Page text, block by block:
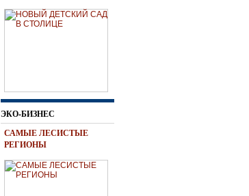
ЭКО-БИЗНЕС
САМЫЕ ЛЕСИСТЫЕ
РЕГИОНЫ